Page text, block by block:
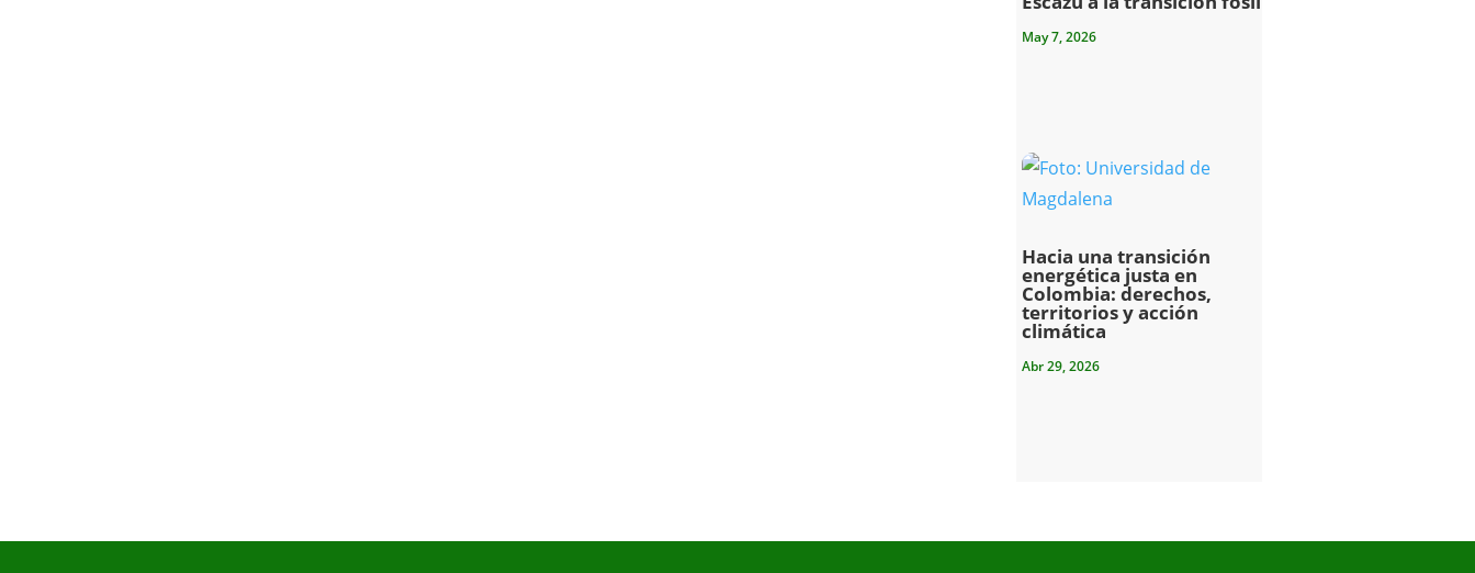
May 7, 2026
Hacia una transición
energética justa en
Colombia: derechos,
territorios y acción
climática
Abr 29, 2026